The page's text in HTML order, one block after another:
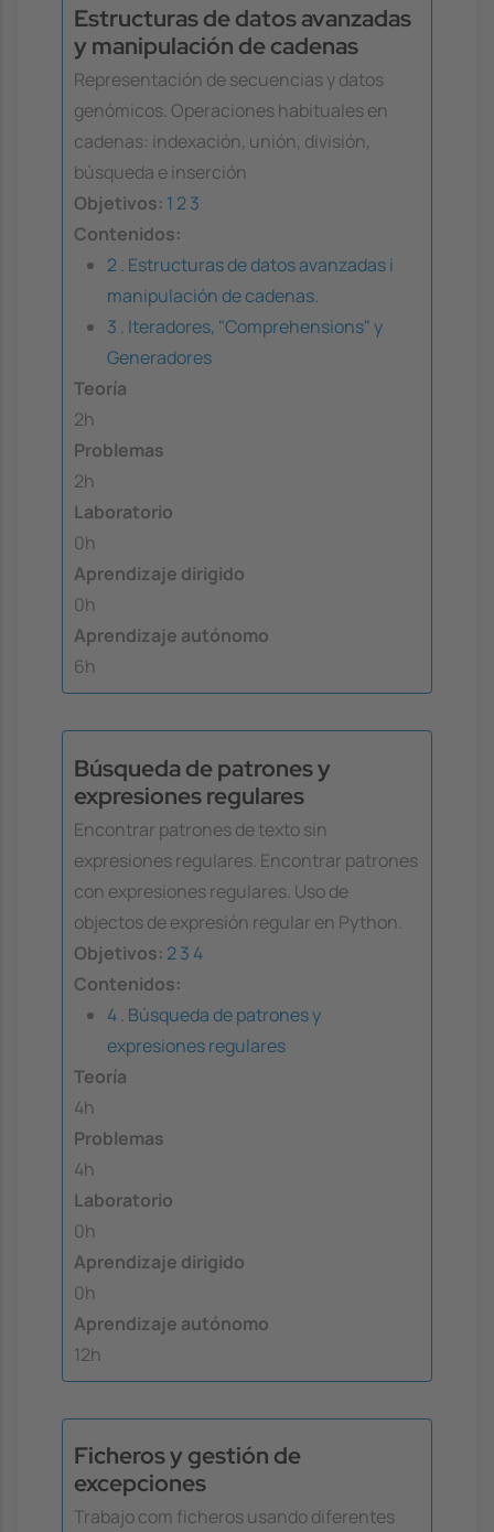
Estructuras de datos avanzadas
y manipulación de cadenas
Representación de secuencias y datos
genómicos. Operaciones habituales en
cadenas: indexación, unión, división,
búsqueda e inserción
Objetivos: 1 23
Contenidos:
2 . Estructuras de datos avanzadas i
manipulación de cadenas.
3 . Iteradores, "Comprehensions" y
Generadores
Teoría
2h
Problemas
2h
Laboratorio
0h
Aprendizaje dirigido
0h
Aprendizaje autónomo
6h
Búsqueda de patrones y
expresiones regulares
Encontrar patrones de texto sin
expresiones regulares. Encontrar patrones
con expresiones regulares. Uso de
objectos de expresión regular en Python.
Objetivos: 23 4
Contenidos:
4 . Búsqueda de patrones y
expresiones regulares
Teoría
4h
Problemas
4h
Laboratorio
0h
Aprendizaje dirigido
0h
Aprendizaje autónomo
12h
Ficheros y gestión de
excepciones
Trabajo com ficheros usando diferentes